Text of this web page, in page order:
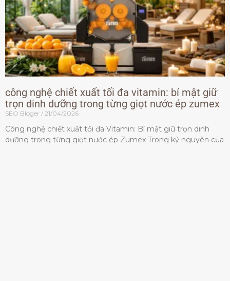
công nghệ chiết xuất tối đa vitamin: bí mật giữ
trọn dinh dưỡng trong từng giọt nước ép zumex
SEO Bloger 21/04/2026
Công nghệ chiết xuất tối đa Vitamin: Bí mật giữ trọn dinh
dưỡng trong từng giọt nước ép Zumex Trong kỷ nguyên của